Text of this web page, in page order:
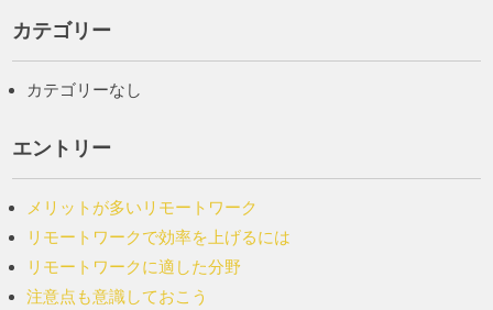
カテゴリー
カテゴリーなし
エントリー
メリットが多いリモートワーク
リモートワークで効率を上げるには
リモートワークに適した分野
注意点も意識しておこう